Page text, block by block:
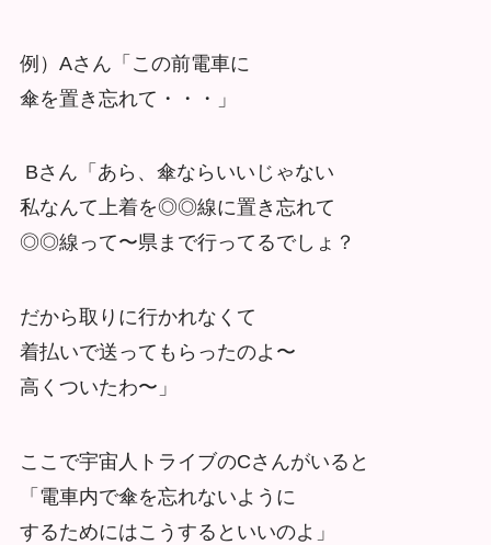
例）Aさん「この前電車に
傘を置き忘れて・・・」
Bさん「あら、傘ならいいじゃない
私なんて上着を◎◎線に置き忘れて
◎◎線って〜県まで行ってるでしょ？
だから取りに行かれなくて
着払いで送ってもらったのよ〜
高くついたわ〜」
ここで宇宙人トライブのCさんがいると
「電車内で傘を忘れないように
するためにはこうするといいのよ」